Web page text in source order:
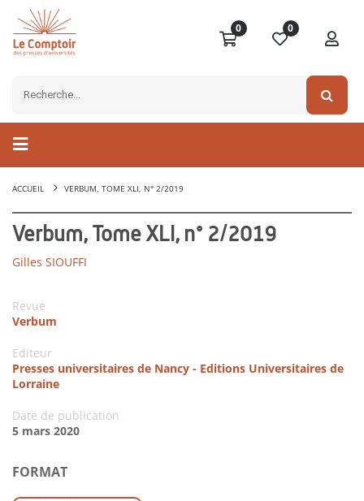
0 0
ACCUEIL VERBUM, TOME XLI, N° 2/2019
Verbum, Tome XLI, n° 2/2019
Gilles SIOUFFI
Revue
Verbum
Editeur
Presses universitaires de Nancy - Editions Universitaires de
Lorraine
Date de publication
5 mars 2020
FORMAT